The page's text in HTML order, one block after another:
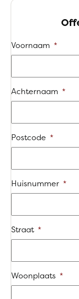
Voornaam *
Achternaam *
Postcode *
Huisnummer *
Straat *
Woonplaats *